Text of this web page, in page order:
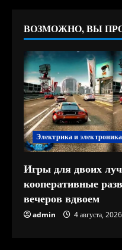
ВОЗМОЖНО, ВЫ
Электрика и электроника
Игры для двоих
кооперативные
вечеров вдвоем
admin 4 августа, 2026